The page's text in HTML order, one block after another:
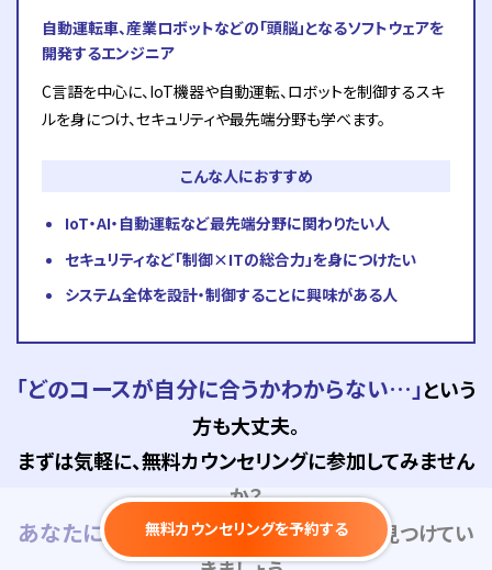
自動運転車、産業ロボットなどの「頭脳」となるソフトウェアを
開発するエンジニア
C言語を中心に、IoT機器や自動運転、ロボットを制御するスキ
ルを身につけ、セキュリティや最先端分野も学べます。
こんな人におすすめ
IoT・AI・自動運転など最先端分野に関わりたい人
セキュリティなど「制御×ITの総合力」を身につけたい
システム全体を設計・制御することに興味がある人
「どのコースが自分に合うかわからない…」という
方も大丈夫。
まずは気軽に、無料カウンセリングに参加してみません
か？
あなたに合った職種や学び方を、一緒に見つけてい
無料カウンセリングを予約する